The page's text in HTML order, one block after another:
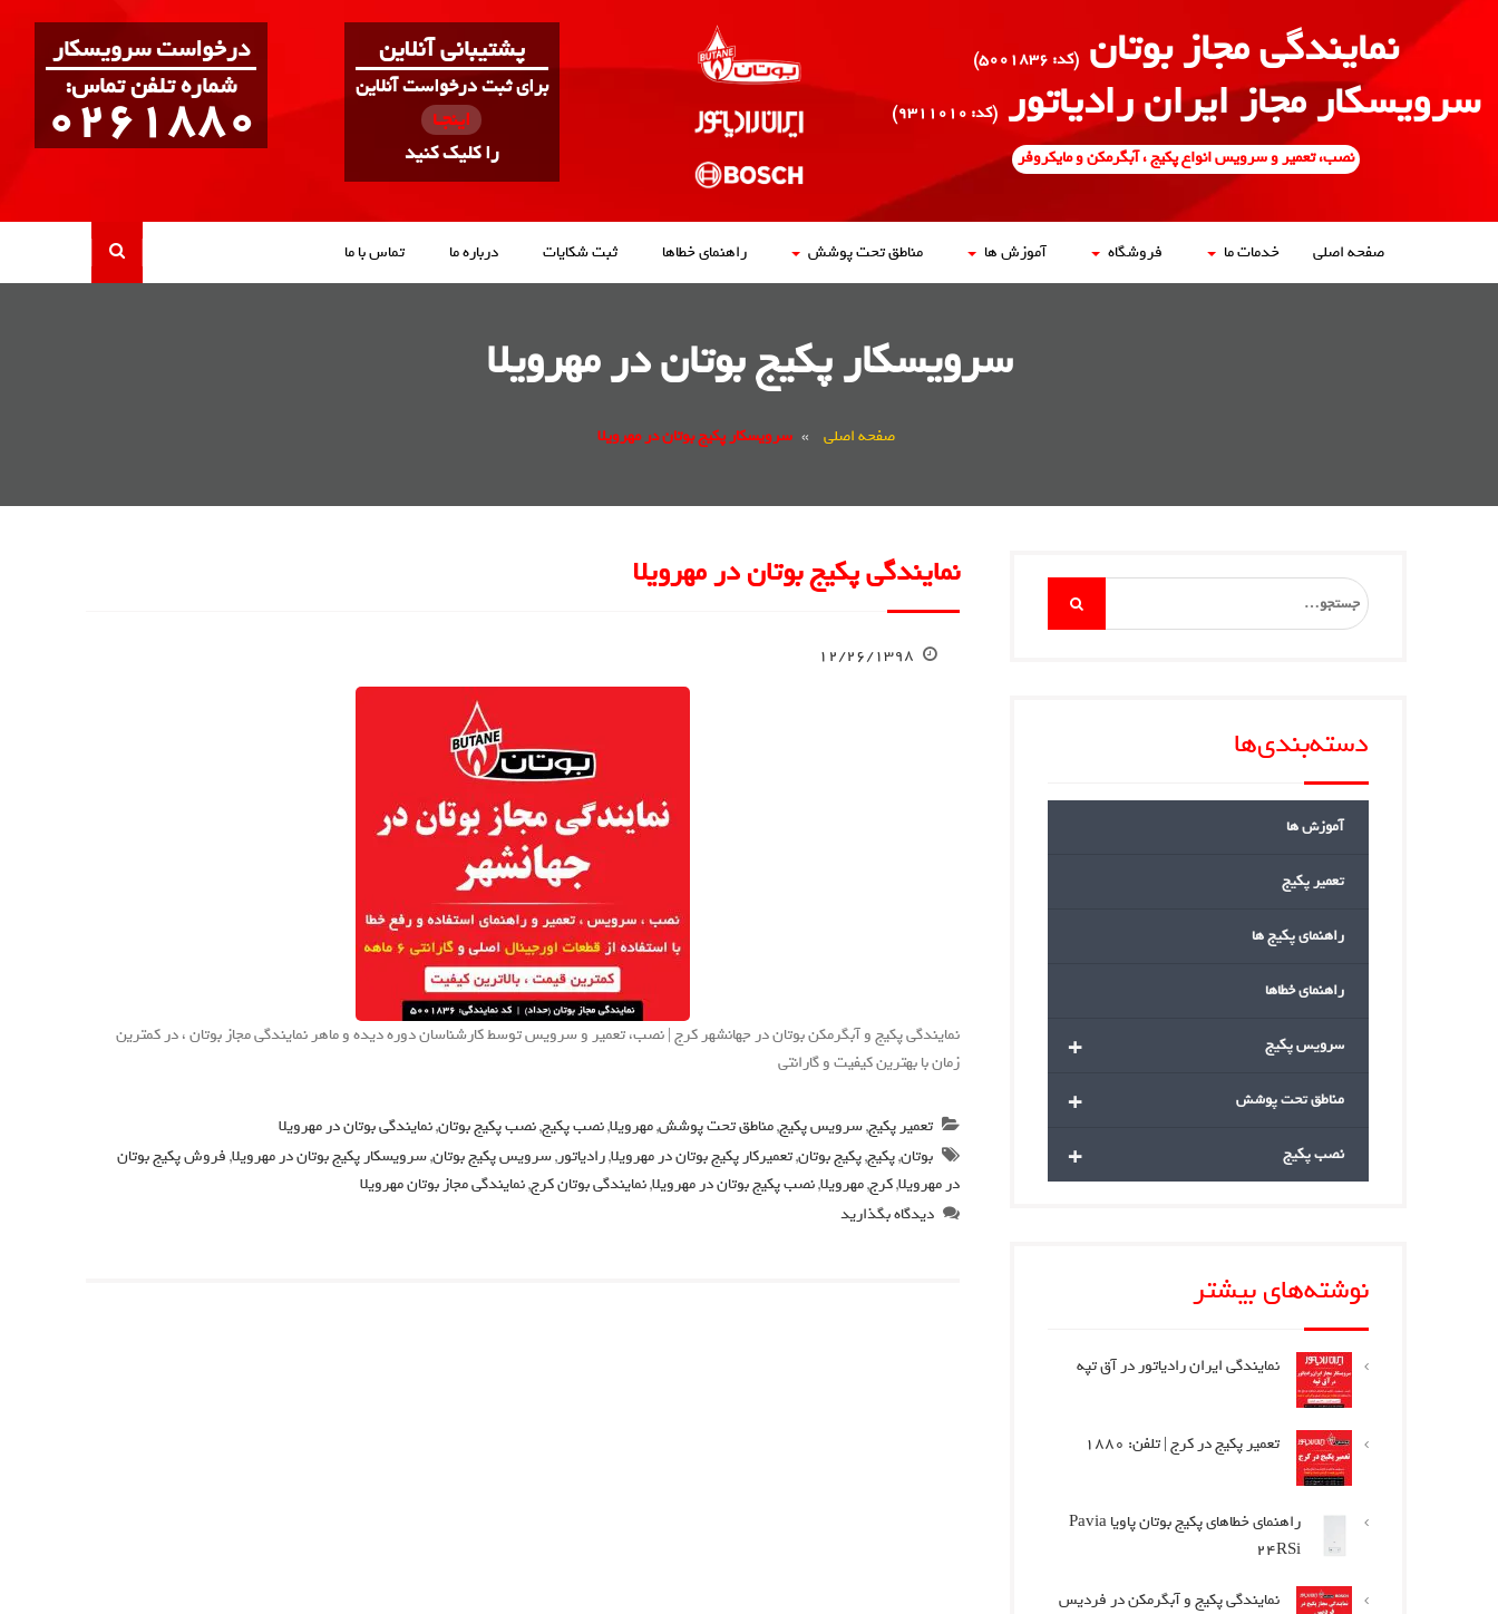
نمایندگی مجاز بوتان (کد: ۵۰۰۱۸۳۶)
سرویسکار مجاز ایران رادیاتور (کد: ۹۳۱۱۰۱۰)
نصب، تعمیر و سرویس انواع پکیج ، آبگرمکن و مایکروفر
پشتیبانی آنلاین
برای ثبت درخواست آنلاین
اینجـا
را کلیک کنید
درخواست سرویسکار
:شماره تلفن تماس
0261880
صفحه اصلی خدمات ما فروشگاه آموزش ها مناطق تحت پوشش راهنمای خطاها ثبت شکایات درباره ما تماس با ما
سرویسکار پکیج بوتان در مهرویلا
صفحه اصلی » سرویسکار پکیج بوتان در مهرویلا
نمایندگی پکیج بوتان در مهرویلا
۱۲/۲۶/۱۳۹۸
نمایندگی پکیج و آبگرمکن بوتان در جهانشهر کرج | نصب، تعمیر و سرویس توسط کارشناسان دوره دیده و ماهر نمایندگی مجاز بوتان ، در کمترین
زمان با بهترین کیفیت و گارانتی
تعمیر پکیج,سرویس پکیج,مناطق تحت پوشش,مهرویلا,نصب پکیج,نصب پکیج بوتان,نمایندگی بوتان در مهرویلا
بوتان,پکیج,پکیج بوتان,تعمیرکار پکیج بوتان در مهرویلا,رادیاتور,سرویس پکیج بوتان,سرویسکار پکیج بوتان در مهرویلا,فروش پکیج بوتان
در مهرویلا,کرج,مهرویلا,نصب پکیج بوتان در مهرویلا,نمایندگی بوتان کرج,نمایندگی مجاز بوتان مهرویلا
دیدگاه بگذارید
Search
for:
دسته‌بندی‌ها
آموزش ها
تعمیر پکیج
راهنمای پکیج ها
راهنمای خطاها
+ سرویس پکیج
+ مناطق تحت پوشش
+ نصب پکیج
نوشته‌های بیشتر
نمایندگی ایران رادیاتور در آق تپه
تعمیر پکیج در کرج | تلفن: 1880
راهنمای خطاهای پکیج بوتان پاویا Pavia
24RSi
نمایندگی پکیج و آبگرمکن در فردیس